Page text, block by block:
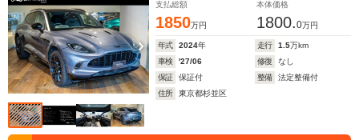
支払総額
1850万円
本体価格
1800.0万円
年式 2024年 走行 1.5万km
車検
'27/06 修復
なし
保証
保証付 整備
法定整備付
住所
東京都杉並区